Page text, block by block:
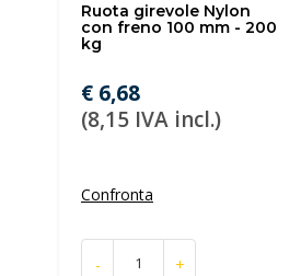
Ruota girevole Nylon
con freno 100 mm - 200
kg
€ 6,68
(8,15 IVA incl.)
Confronta
- +